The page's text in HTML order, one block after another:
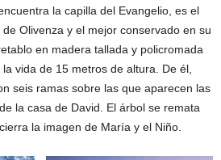
la capilla del Evangelio, es el
Olivenza y el mejor conservado en su
en madera tallada y policromada
vida de 15 metros de altura. De él,
seis ramas sobre las que aparecen las
la casa de David. El árbol se remata
la imagen de María y el Niño.